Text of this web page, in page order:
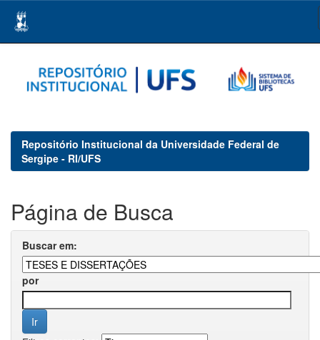
navigation
Repositório Institucional da Universidade Federal de
Sergipe - RI/UFS
Página de Busca
Buscar em:
por